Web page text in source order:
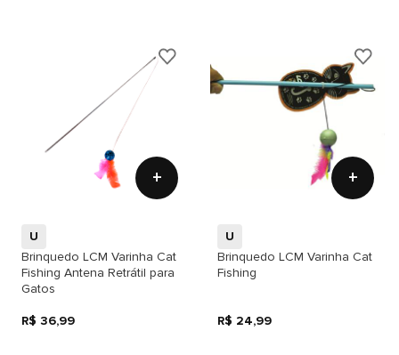
+
U
Brinquedo LCM Varinha Cat
Fishing Antena Retrátil para
Gatos
R$ 36,99
+
U
Brinquedo LCM Varinha Cat
Fishing
R$ 24,99